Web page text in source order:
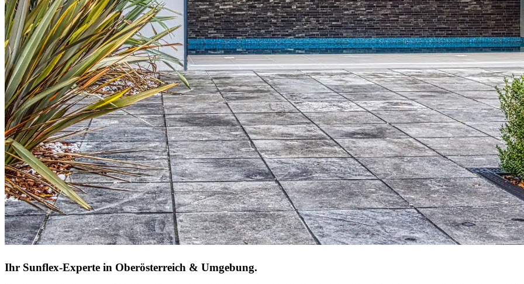
Ihr Sunflex-Experte in Oberösterreich & Umgebung.